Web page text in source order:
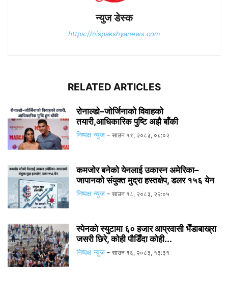
न्युज डेस्क
https://nispakshyanews.com
RELATED ARTICLES
रोनाल्डो–जोर्जिनाको विवाहको
तयारी,आधिकारिक पुष्टि अझै बाँकी
निष्पक्ष न्युज - साउन १९, २०८३, ०८:०२
कमजोर बनेको येनलाई उकास्न अमेरिका–
जापानको संयुक्त मुद्रा हस्तक्षेप, डलर १५६ येन
निष्पक्ष न्युज - साउन १८, २०८३, २२:०५
स्पेनको स्युटामा ६० हजार आप्रवासी भेँडाबाख्रा
जसरी छिरे, कोही पौडिँदा कोही...
निष्पक्ष न्युज - साउन १६, २०८३, १३:३१